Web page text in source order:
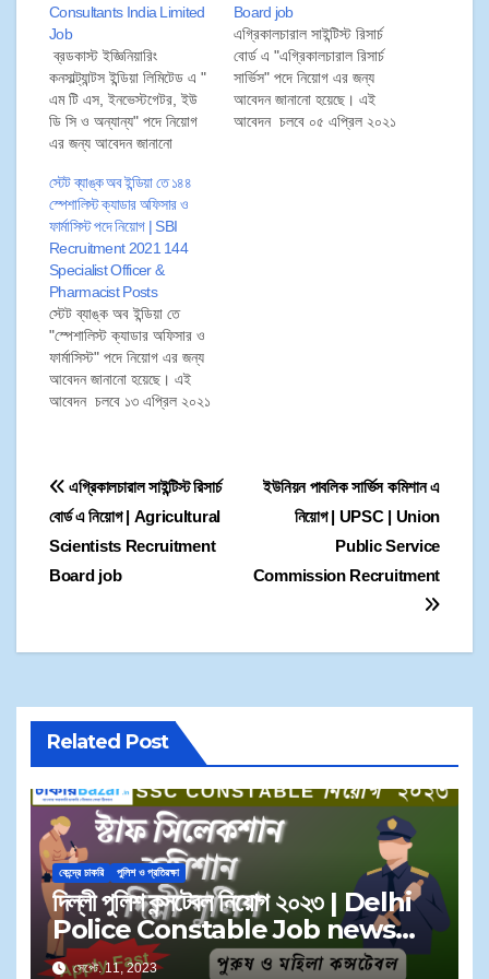
Consultants India Limited
Job
ব্রডকাস্ট ইজ্ঞিনিয়ারিং
কনসাল্ট্যান্টস ইন্ডিয়া লিমিটেড এ "
এম টি এস, ইনভেস্টগেটর, ইউ
ডি সি ও অন্যান্য" পদে নিয়োগ
এর জন্য আবেদন জানানো
এপ্রিল ২০২১ থেকে ২২ এপ্রিল
২০২১ পর্যন্ত। তাই প্রার্থীরা ২২
এপ্রিল ২০২১ এর মধ্যে
নিম্নলিখিত প্রক্রিয়ার মাধ্যমে
আবেদনপত্র জমা করতে পারেন।
Board job
এগ্রিকালচারাল সাইন্টিস্ট রিসার্চ
বোর্ড এ "এগ্রিকালচারাল রিসার্চ
সার্ভিস" পদে নিয়োগ এর জন্য
আবেদন জানানো হয়েছে। এই
আবেদন চলবে ০৫ এপ্রিল ২০২১
স্টেট ব্যাঙ্ক অব ইন্ডিয়া তে ১৪৪
স্পেশালিস্ট ক্যাডার অফিসার ও
ফার্মাসিস্ট পদে নিয়োগ | SBI
Recruitment 2021 144
Specialist Officer &
Pharmacist Posts
স্টেট ব্যাঙ্ক অব ইন্ডিয়া তে
"স্পেশালিস্ট ক্যাডার অফিসার ও
ফার্মাসিস্ট" পদে নিয়োগ এর জন্য
আবেদন জানানো হয়েছে। এই
আবেদন চলবে ১৩ এপ্রিল ২০২১
আবেদনপত্র জমা করতে পারেন।
ইউনিয়ন পাবলিক সার্ভিস কমিশান এ
নিয়োগ | UPSC | Union
Public Service
Commission Recruitment
এগ্রিকালচারাল সাইন্টিস্ট রিসার্চ
বোর্ড এ নিয়োগ | Agricultural
Scientists Recruitment
Board job
Related Post
কেন্দ্রে চাকরি পুলিশ ও প্রতিরক্ষা
দিল্লী পুলিশ কন্সটেবল নিয়োগ ২০২৩ | Delhi
Police Constable Job news
September 2023
সেপ্টে. 11, 2023